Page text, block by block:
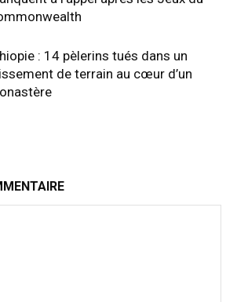
: 14 pèlerins tués dans un
de terrain au cœur d’un